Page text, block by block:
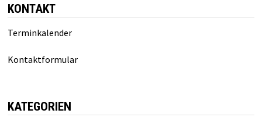
KONTAKT
Terminkalender
Kontaktformular
KATEGORIEN